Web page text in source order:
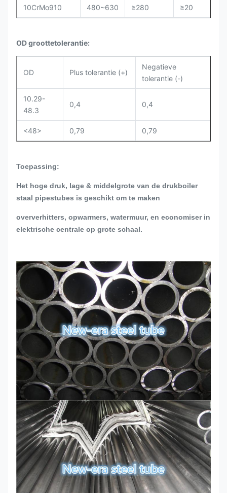
10CrMo910 480~630 ≥280 ≥20
OD groottetolerantie:
OD Plus tolerantie (+)
Negatieve
tolerantie (-)
10.29-
48.3
0,4 0,4
<48> 0,79 0,79
Toepassing:
Het hoge druk, lage & middelgrote van de drukboiler
staal pipestubes is geschikt om te maken
oververhitters, opwarmers, watermuur, en economiser in
elektrische centrale op grote schaal.